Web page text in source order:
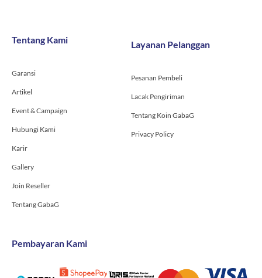
o
f
g
r
Tentang Kami
Garansi
Artikel
Event & Campaign
Hubungi Kami
Karir
Gallery
Join Reseller
Tentang GabaG
Layanan Pelanggan
Pesanan Pembeli
Lacak Pengiriman
Tentang Koin GabaG
Privacy Policy
Pembayaran Kami